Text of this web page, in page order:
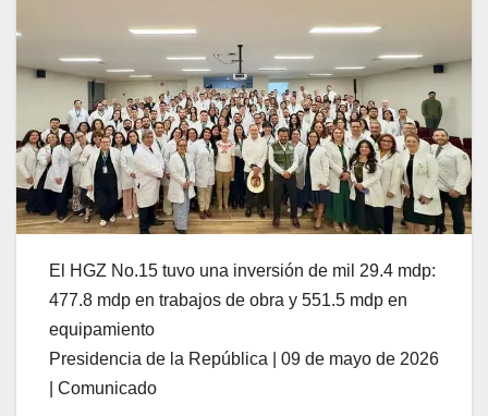
El HGZ No.15 tuvo una inversión de mil 29.4 mdp:
477.8 mdp en trabajos de obra y 551.5 mdp en
equipamiento
Presidencia de la República | 09 de mayo de 2026
| Comunicado